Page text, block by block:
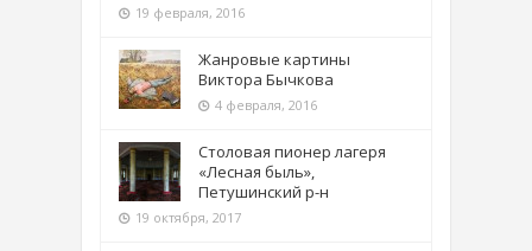
19 февраля, 2016
Жанровые картины
Виктора Бычкова
4 февраля, 2016
Столовая пионер лагеря
«Лесная быль»,
Петушинский р-н
19 октября, 2017